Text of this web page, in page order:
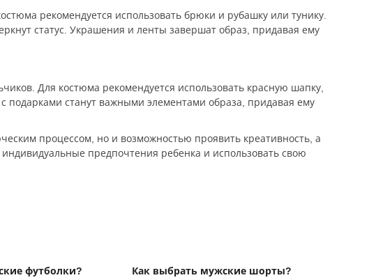
рекомендуется использовать брюки и рубашку или тунику.
статус. Украшения и ленты завершат образ, придавая ему
Для костюма рекомендуется использовать красную шапку,
подарками станут важными элементами образа, придавая ему
процессом, но и возможностью проявить креативность, а
предпочтения ребенка и использовать свою
футболки? Как выбрать мужские шорты?